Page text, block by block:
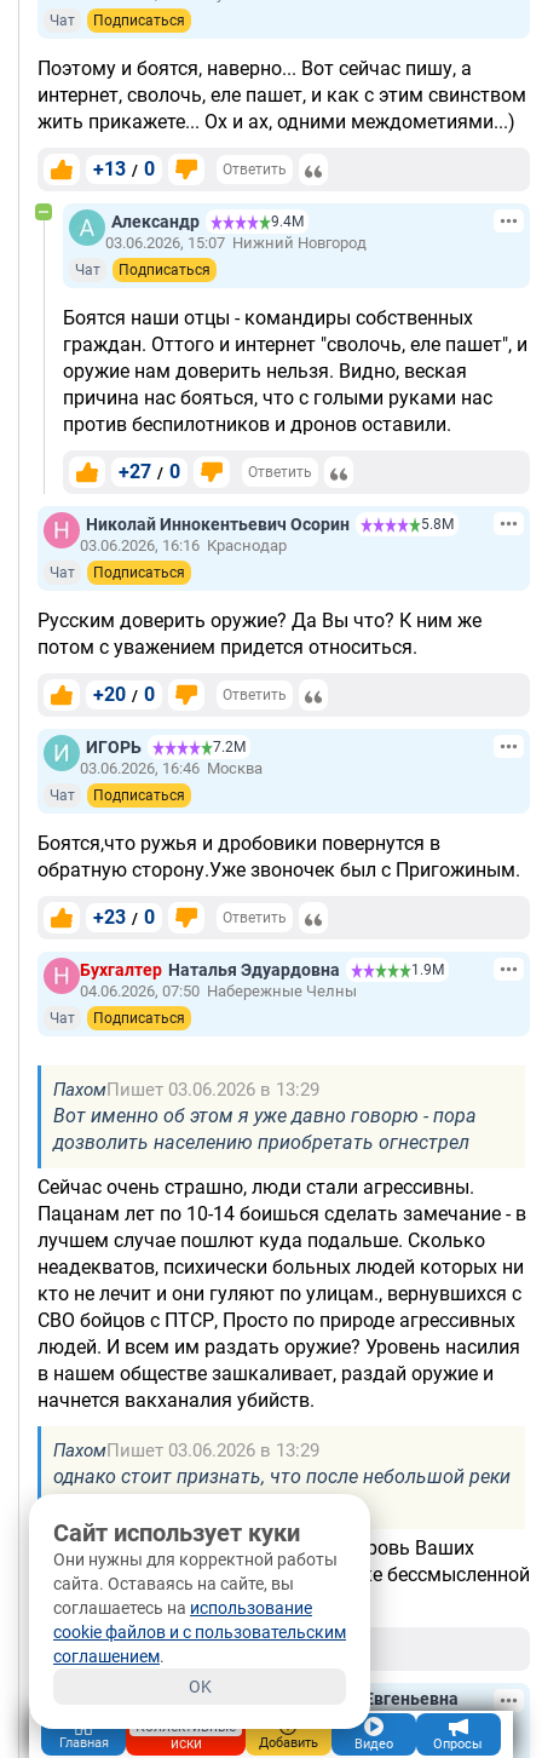
Чат Подписаться
Поэтому и боятся, наверно... Вот сейчас пишу, а
интернет, сволочь, еле пашет, и как с этим свинством
жить прикажете... Ох и ах, одними междометиями...)
+13 / 0 Ответить
Александр 9.4М
03.06.2026, 15:07 Нижний Новгород
Чат Подписаться
Боятся наши отцы - командиры собственных
граждан. Оттого и интернет "сволочь, еле пашет", и
оружие нам доверить нельзя. Видно, веская
причина нас бояться, что с голыми руками нас
против беспилотников и дронов оставили.
+27 / 0 Ответить
Николай Иннокентьевич Осорин 5.8М
03.06.2026, 16:16 Краснодар
Чат Подписаться
Русским доверить оружие? Да Вы что? К ним же
потом с уважением придется относиться.
+20 / 0 Ответить
ИГОРЬ 7.2М
03.06.2026, 16:46 Москва
Чат Подписаться
Боятся,что ружья и дробовики повернутся в
обратную сторону.Уже звоночек был с Пригожиным.
+23 / 0 Ответить
Бухгалтер Наталья Эдуардовна 1.9М
04.06.2026, 07:50 Набережные Челны
Чат Подписаться
ПахомПишет 03.06.2026 в 13:29
Вот именно об этом я уже давно говорю - пора
дозволить населению приобретать огнестрел
Сейчас очень страшно, люди стали агрессивны.
Пацанам лет по 10-14 боишься сделать замечание - в
лучшем случае пошлют куда подальше. Сколько
неадекватов, психически больных людей которых ни
кто не лечит и они гуляют по улицам., вернувшихся с
СВО бойцов с ПТСР, Просто по природе агрессивных
людей. И всем им раздать оружие? Уровень насилия
в нашем обществе зашкаливает, раздай оружие и
начнется вакханалия убийств.
ПахомПишет 03.06.2026 в 13:29
однако стоит признать, что после небольшой реки
Вы согласны что бы Ваша кровь и кровь Ваших
близких была в этой не большой реке бессмысленной
крови?
+7 / 0
Пенсионерка Григорьева Юлия Евгеньевна
04.06.2026, 12:25 Великий Новгород
Главная
Коллективные
иски
Добавить Видео Опросы
Сайт использует куки
Они нужны для корректной работы
сайта. Оставаясь на сайте, вы
соглашаетесь на использование
cookie файлов и с пользовательским
соглашением.
OK